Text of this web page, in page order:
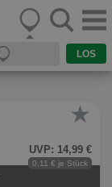
★
UVP: 14,99 €
0,11 € je Stück